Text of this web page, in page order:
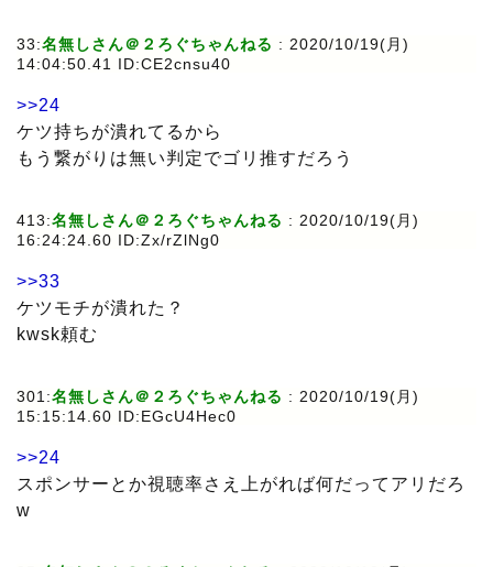
33:名無しさん＠２ろぐちゃんねる : 2020/10/19(月)
14:04:50.41 ID:CE2cnsu40
>>24
ケツ持ちが潰れてるから
もう繋がりは無い判定でゴリ推すだろう
413:名無しさん＠２ろぐちゃんねる : 2020/10/19(月)
16:24:24.60 ID:Zx/rZlNg0
>>33
ケツモチが潰れた？
kwsk頼む
301:名無しさん＠２ろぐちゃんねる : 2020/10/19(月)
15:15:14.60 ID:EGcU4Hec0
>>24
スポンサーとか視聴率さえ上がれば何だってアリだろ
w